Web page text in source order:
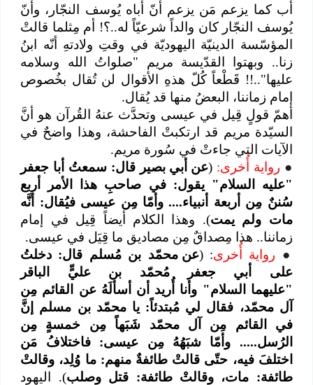
أب كما يزعم مَن يزعم أنّ أباه يُوسف النجّار، وأنّ
يُوسف النجّار كان والداً شرعيّاً له..؟! أم مِثلما قالتْ
المؤسّسة الدينيّة اليهوديّة في وقتِ ولادتهِ أنّه ابنُ
زنا.. وبهتوا القدّيسة مريم "صلواتُ الله وسلامه
عليها"..!! قَطْعاً كُلّ هذهِ الأقوال لن تُقال بخُصوص
إمام زماننا، البعضُ منها قد يُقال.
أهمّ قولٍ قِيل في عيسى وتحدَّث عنهُ القُرآن هو أنَّ
السيّدة مريم قد ارتكبتْ الفاحشة، وهذا واضحٌ في
الآيات التي جاءتْ في سُورة مريم.
● رواية أُخرى:( عن أبي بصير قال: سمعتُ أبا جعفر
"عليه‌ السلام" يقول: في صاحبِ هذا الأمر أربع
سُننٌ مِن أربعة أنبياء.... وأمّا مِن عيسى فيُقال: أنَّه
مات ولم يمت). وهذا الكلام أيضاً قِيل في إمام
زماننا.. هذا مِصداقٌ مِن مصاديق ما قِيَل في عيسى.
●
رواية أُخرى: ( عن محمّد بن مُسلم قال: دخلتُ
على أبي جعفر مُحمّد بن عليٍّ الباقر
"عليهما‌ السلام" وأنا أُريد أن أسألَهُ عن القائم مِن
آل محمّد، فقال لي مُبتدئاً: يا محمّد بن مسلم إنَّ
في القائم مِن آل محمّد شَبَهاً مِن خمسةٍ مِن
الرُسل..... وأمّا شبَهُهُ مِن عيسى: فاختلافُ مَن
اختلفَ فيه، حتّى قالتْ طائفةٌ منهم: ما وُلِد، وقالتْ
طائفة: مات، وقالتْ طائفة: قتل وصلب). اليهود